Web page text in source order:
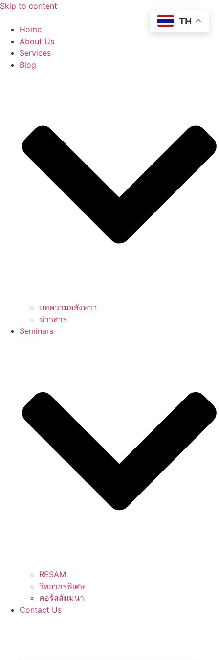
Skip to content
Home
About Us
Services
Blog
บทความอสังหาฯ
ข่าวสาร
Seminars
RESAM
วิทยากรพิเศษ
คอร์สสัมมนา
Contact Us
TH